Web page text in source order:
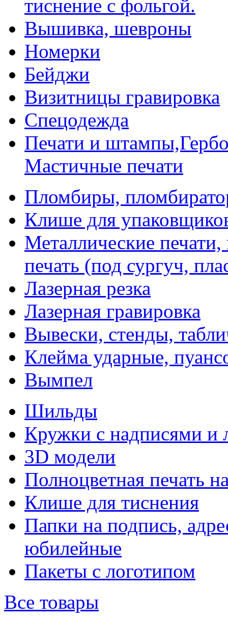
тиснение с фольгой.
Вышивка, шевроны
Номерки
Бейджи
Визитницы гравировка
Спецодежда
Печати и
Мастичные печати
Пломбиры,
Клише для
Металлические
печать (под сургуч,
Лазерная резка
Лазерная гравировка
Вывески, стенды,
Клейма ударные,
Вымпел
Шильды
Кружки с надписями и
3D модели
Полноцветная печать
Клише для тиснения
Папки на подпись,
юбилейные
Пакеты с логотипом
Все товары